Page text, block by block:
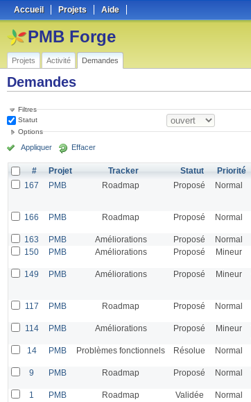
Accueil Projets Aide
PMB Forge
Projets Activité Demandes
Demandes
Filtres
Statut
Options
Appliquer Effacer
# Projet Tracker Statut Priorité
167
PMB Roadmap Proposé Normal
166 PMB Roadmap Proposé Normal
163 PMB Améliorations Proposé Normal
150
PMB Améliorations Proposé Mineur
149 PMB Améliorations Proposé Mineur
117 PMB Roadmap Proposé Normal
114 PMB Améliorations Proposé Mineur
14 PMB Problèmes fonctionnels Résolue Normal
9 PMB Roadmap Proposé Normal
1 PMB Roadmap Validée Normal